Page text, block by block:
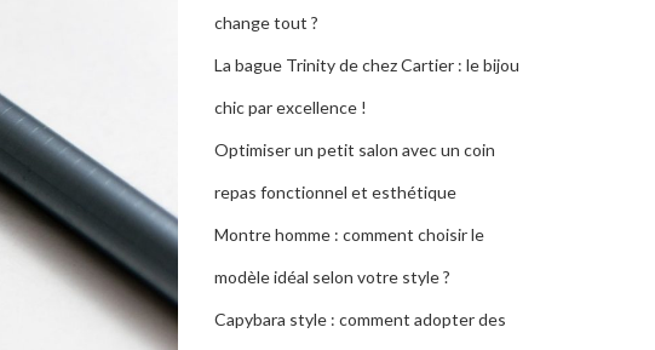
change tout ?
La bague Trinity de chez Cartier : le bijou
chic par excellence !
Optimiser un petit salon avec un coin
repas fonctionnel et esthétique
Montre homme : comment choisir le
modèle idéal selon votre style ?
Capybara style : comment adopter des